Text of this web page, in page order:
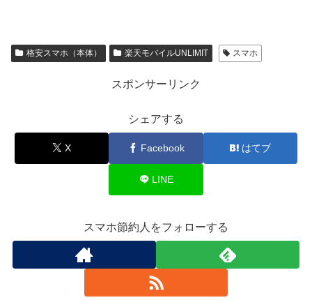
格安スマホ（本体） 楽天モバイルUNLIMIT スマホ
スポンサーリンク
シェアする
X Facebook はてブ
LINE
スマホ節約人をフォローする